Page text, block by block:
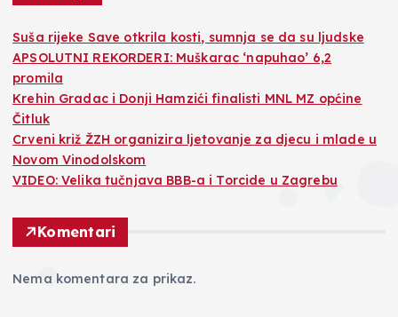
Suša rijeke Save otkrila kosti, sumnja se da su ljudske
APSOLUTNI REKORDERI: Muškarac ‘napuhao’ 6,2
promila
Krehin Gradac i Donji Hamzići finalisti MNL MZ općine
Čitluk
Crveni križ ŽZH organizira ljetovanje za djecu i mlade u
Novom Vinodolskom
VIDEO: Velika tučnjava BBB-a i Torcide u Zagrebu
Komentari
Nema komentara za prikaz.